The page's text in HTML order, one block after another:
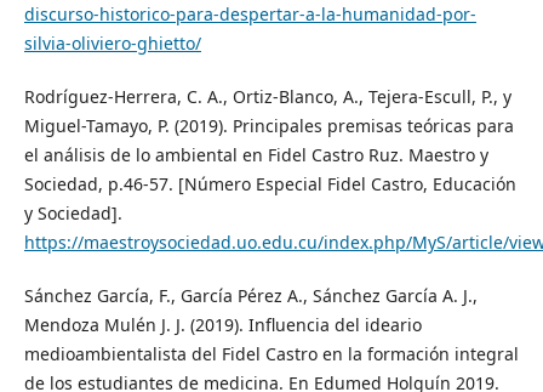
discurso-historico-para-despertar-a-la-humanidad-por-
silvia-oliviero-ghietto/
Rodríguez-Herrera, C. A., Ortiz-Blanco, A., Tejera-Escull, P., y
Miguel-Tamayo, P. (2019). Principales premisas teóricas para
el análisis de lo ambiental en Fidel Castro Ruz. Maestro y
Sociedad, p.46-57. [Número Especial Fidel Castro, Educación
y Sociedad].
https://maestroysociedad.uo.edu.cu/index.php/MyS/article/
Sánchez García, F., García Pérez A., Sánchez García A. J.,
Mendoza Mulén J. J. (2019). Influencia del ideario
medioambientalista del Fidel Castro en la formación integral
de los estudiantes de medicina. En Edumed Holguín 2019.